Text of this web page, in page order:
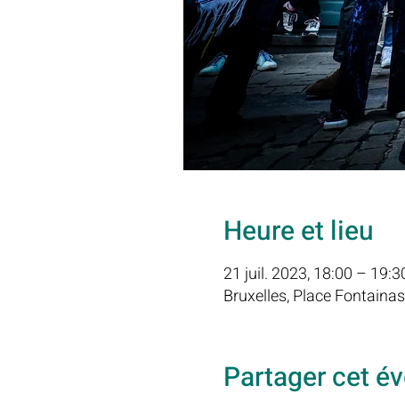
Heure et lieu
21 juil. 2023, 18:00 –
Bruxelles, Place
Partager cet